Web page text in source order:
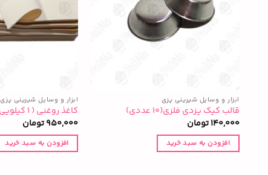
ابزار و وسایل شیرینی پزی
قالب کیک یزدی فلزی(۱۰ عددی)
140,000تومان
افزودن به سبد خرید
ابزار و وسایل شیرینی پزی
کاغذ روغنی ( ۱ کیلویی)
950,000تومان
افزودن به سبد خرید